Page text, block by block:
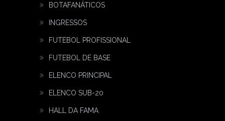
BOTAFANÁTICOS
INGRESSOS
FUTEBOL PROFISSIONAL
FUTEBOL DE BASE
ELENCO PRINCIPAL
ELENCO SUB-20
HALL DA FAMA